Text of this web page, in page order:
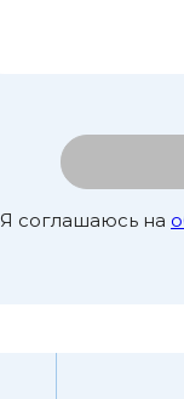
Я соглашаюсь на